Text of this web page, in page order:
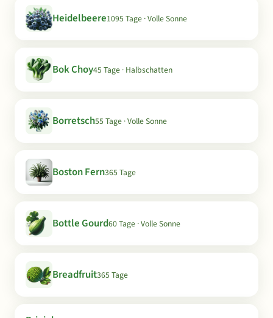
Heidelbeere1095 Tage · Volle Sonne
Bok Choy45 Tage · Halbschatten
Borretsch55 Tage · Volle Sonne
Boston Fern365 Tage
Bottle Gourd60 Tage · Volle Sonne
Breadfruit365 Tage